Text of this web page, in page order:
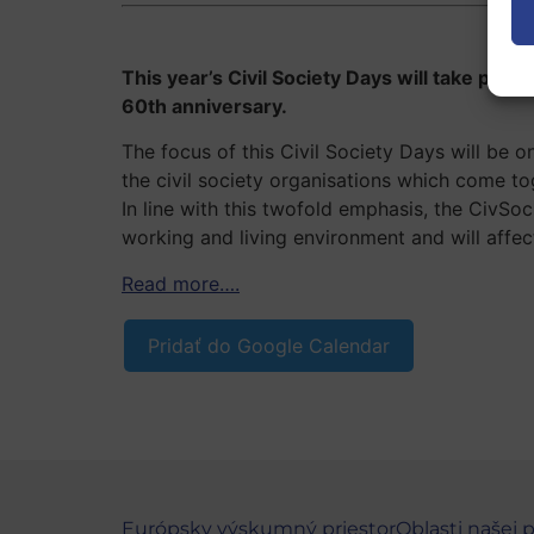
This year’s Civil Society Days will take
60th anniversary.
The focus of this Civil Society Days will be
the civil society organisations which come
In line with this twofold emphasis, the
working and living environment and will
Read more….
Pridať do Google Calendar
Európsky výskumný priestorOblasti našej